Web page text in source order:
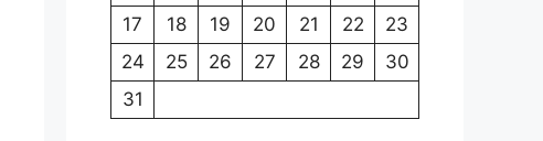
17
18 19 20 21 22
23
24
25 26 27 28 29
30
31